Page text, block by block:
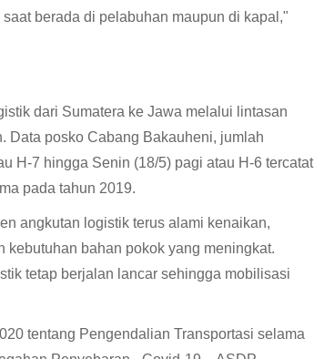
berada di pelabuhan maupun di kapal,"
dari Sumatera ke Jawa melalui lintasan
Data posko Cabang Bakauheni, jumlah
H-7 hingga Senin (18/5) pagi atau H-6 tercatat
pada tahun 2019.
angkutan logistik terus alami kenaikan,
kebutuhan bahan pokok yang meningkat.
tetap berjalan lancar sehingga mobilisasi
tentang Pengendalian Transportasi selama